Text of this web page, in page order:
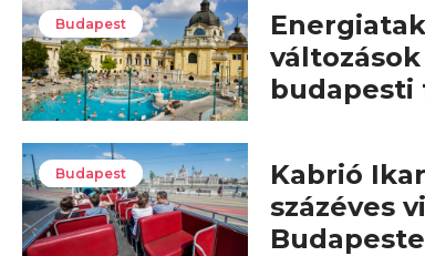
Budapest
budapesti
Budapest
Kabrió
százéves